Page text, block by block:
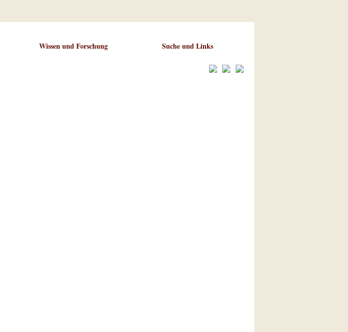
Wissen und Forschung Suche und Links